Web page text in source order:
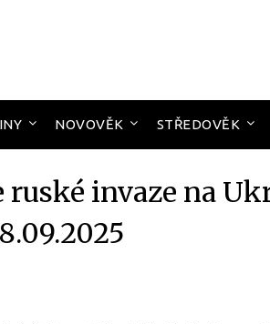
NOVOVĚK STŘEDOVĚK
ruské invaze na